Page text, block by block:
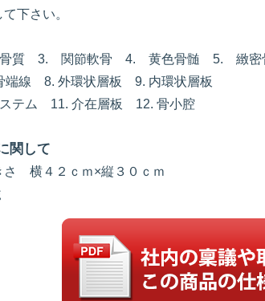
下さい。
質 3. 関節軟骨 4. 黄色骨髄 5. 緻密
端線 8. 外環状層板 9. 内環状層板
ステム 11. 介在層板 12. 骨小腔
関して
さ 横４２ｃｍ×縦３０ｃｍ